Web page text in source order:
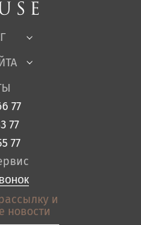
77
77
77
и
новости